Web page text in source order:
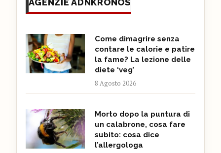
Come dimagrire senza
contare le calorie e patire
la fame? La lezione delle
diete ‘veg’
8 Agosto 2026
Morto dopo la puntura di
un calabrone, cosa fare
subito: cosa dice
l’allergologa